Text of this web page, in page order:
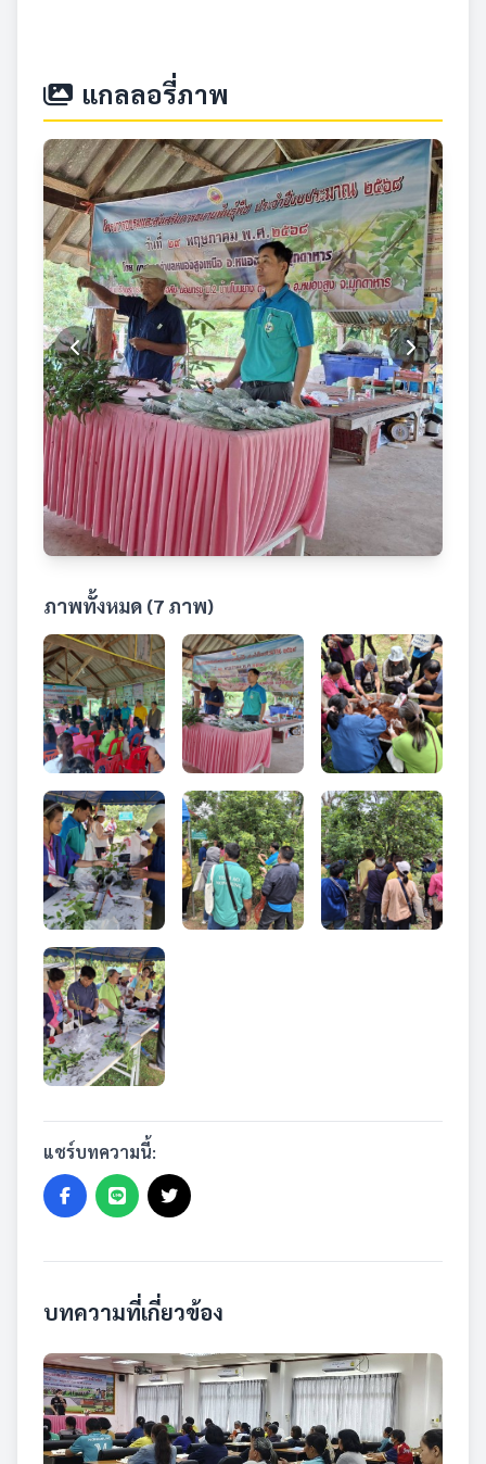
แกลลอรี่ภาพ
ภาพทั้งหมด (7 ภาพ)
แชร์บทความนี้:
บทความที่เกี่ยวข้อง